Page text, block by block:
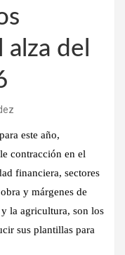
del
este año,
contracción en el
financiera, sectores
y márgenes de
la agricultura, son los
sus plantillas para